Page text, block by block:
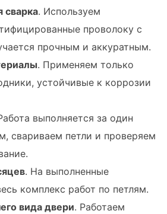
сварка. Используем
проволоку с
прочным и аккуратным.
. Применяем только
устойчивые к коррозии
выполняется за один
свариваем петли и проверяем
. На выполненные
комплекс работ по петлям.
вида двери. Работаем